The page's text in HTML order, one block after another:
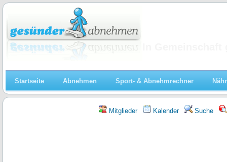
Startseite Abnehmen Sport- & Abnehmrechner
Mitglieder Kalender Suche